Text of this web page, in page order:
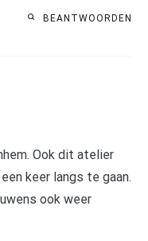
BEANTWOORDEN
Ook dit atelier
keer langs te gaan.
ook weer